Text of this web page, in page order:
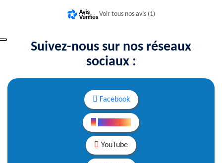
Voir tous nos avis (1)
Suivez-nous sur nos réseaux
sociaux :
Facebook
YouTube